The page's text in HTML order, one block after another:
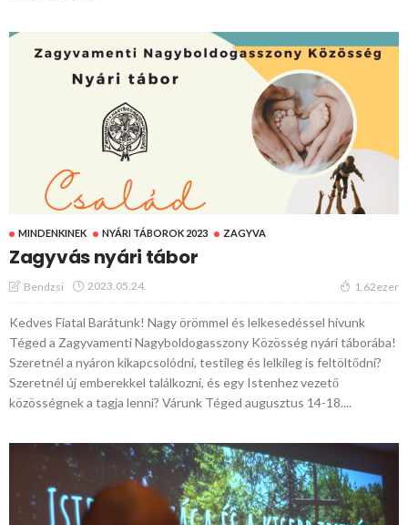
MINDENKINEK NYÁRI TÁBOROK 2023 ZAGYVA
Zagyvás nyári tábor
Bendzsi 2023.05.24. 1.62ezer
Kedves Fiatal Barátunk! Nagy örömmel és lelkesedéssel hívunk
Téged a Zagyvamenti Nagyboldogasszony Közösség nyári táborába!
Szeretnél a nyáron kikapcsolódni, testileg és lelkileg is feltöltődni?
Szeretnél új emberekkel találkozni, és egy Istenhez vezető
közösségnek a tagja lenni? Várunk Téged augusztus 14-18....